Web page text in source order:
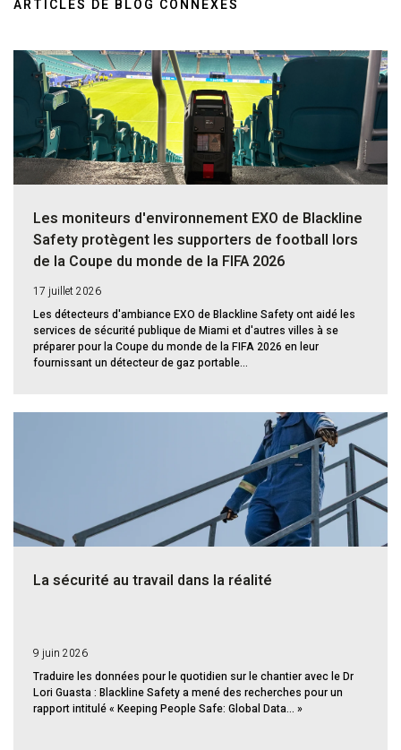
ARTICLES DE BLOG CONNEXES
Les moniteurs d'environnement EXO de Blackline
Safety protègent les supporters de football lors
de la Coupe du monde de la FIFA 2026
17 juillet 2026
Les détecteurs d'ambiance EXO de Blackline Safety ont aidé les
services de sécurité publique de Miami et d'autres villes à se
préparer pour la Coupe du monde de la FIFA 2026 en leur
fournissant un détecteur de gaz portable...
La sécurité au travail dans la réalité
9 juin 2026
Traduire les données pour le quotidien sur le chantier avec le Dr
Lori Guasta : Blackline Safety a mené des recherches pour un
rapport intitulé « Keeping People Safe: Global Data... »